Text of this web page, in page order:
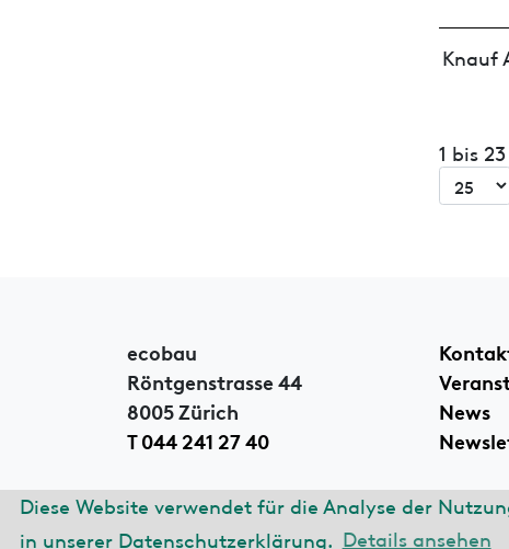
Diese Website verwendet für die Analyse der
in unserer Datenschutzerklärung. Details ansehen
Knauf
1 bis
ecobau
Röntgenstrasse 44
8005 Zürich
T 044 241 27 40
News